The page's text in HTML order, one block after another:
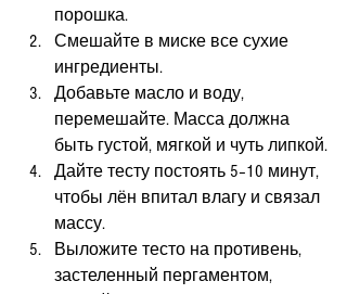
порошка.
Смешайте в миске все сухие
ингредиенты.
Добавьте масло и воду,
перемешайте. Масса должна
быть густой, мягкой и чуть липкой.
Дайте тесту постоять 5–10 минут,
чтобы лён впитал влагу и связал
массу.
Выложите тесто на противень,
застеленный пергаментом,